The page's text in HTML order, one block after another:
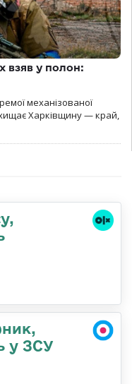
взяв у полон:
механізованої
Харківщину — край,
у ЗСУ